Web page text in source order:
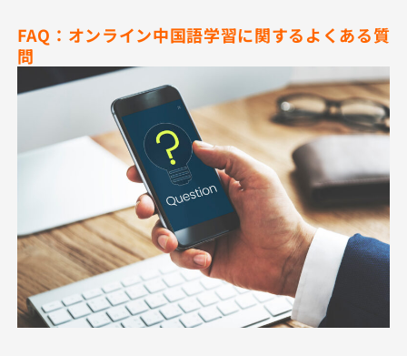
FAQ：オンライン中国語学習に関するよくある質
問